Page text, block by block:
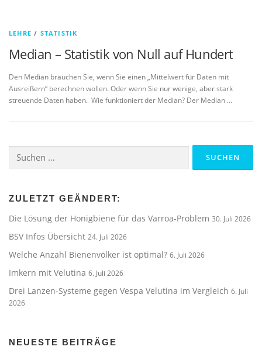
LEHRE / STATISTIK
Median – Statistik von Null auf Hundert
Den Median brauchen Sie, wenn Sie einen „Mittelwert für Daten mit
Ausreißern“ berechnen wollen. Oder wenn Sie nur wenige, aber stark
streuende Daten haben. Wie funktioniert der Median? Der Median …
nach:
ZULETZT GEÄNDERT:
Die Lösung der Honigbiene für das Varroa-Problem 30. Juli 2026
BSV Infos Übersicht 24. Juli 2026
Welche Anzahl Bienenvölker ist optimal? 6. Juli 2026
Imkern mit Velutina 6. Juli 2026
Drei Lanzen-Systeme gegen Vespa Velutina im Vergleich 6. Juli
2026
NEUESTE BEITRÄGE